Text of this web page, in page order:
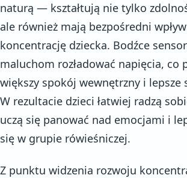
naturą — kształtują nie tylko
ale również mają bezpośredni
koncentrację dziecka. Bodźce
maluchom rozładować napięcia, co
większy spokój wewnętrzny i lepsze
W rezultacie dzieci łatwiej radzą
uczą się panować nad emocjami i
się w grupie rówieśniczej.
Z punktu widzenia rozwoju